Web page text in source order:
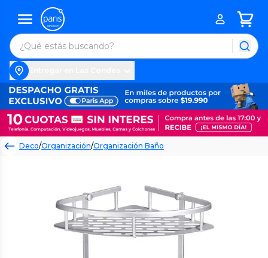
Deco/Organización/Organización Baño